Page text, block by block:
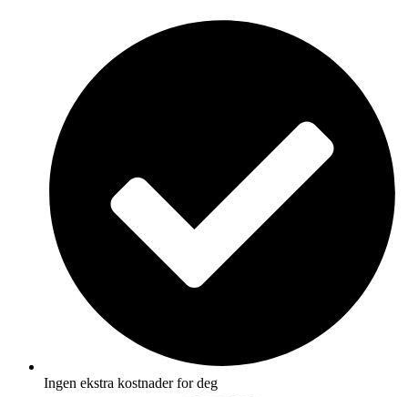
Ingen ekstra kostnader for deg